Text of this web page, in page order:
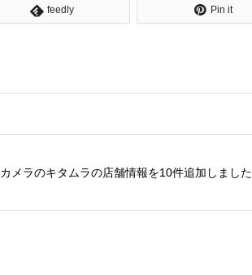
feedly Pin it
カメラのキタムラの店舗情報を10件追加しました